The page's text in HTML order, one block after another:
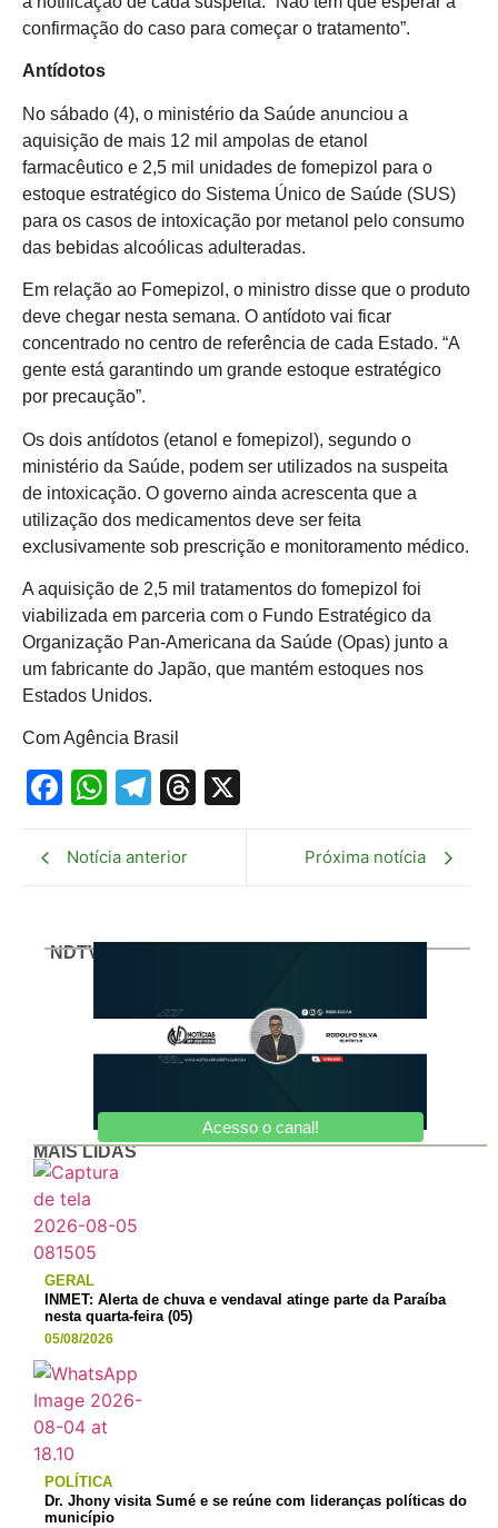
confirmação do caso para começar o tratamento”.
Antídotos
No sábado (4), o ministério da Saúde anunciou a
aquisição de mais 12 mil ampolas de etanol
farmacêutico e 2,5 mil unidades de fomepizol para o
estoque estratégico do Sistema Único de Saúde (SUS)
para os casos de intoxicação por metanol pelo consumo
das bebidas alcoólicas adulteradas.
Em relação ao Fomepizol, o ministro disse que o produto
deve chegar nesta semana. O antídoto vai ficar
concentrado no centro de referência de cada Estado. “A
gente está garantindo um grande estoque estratégico
por precaução”.
Os dois antídotos (etanol e fomepizol), segundo o
ministério da Saúde, podem ser utilizados na suspeita
de intoxicação. O governo ainda acrescenta que a
utilização dos medicamentos deve ser feita
exclusivamente sob prescrição e monitoramento médico.
A aquisição de 2,5 mil tratamentos do fomepizol foi
viabilizada em parceria com o Fundo Estratégico da
Organização Pan-Americana da Saúde (Opas) junto a
um fabricante do Japão, que mantém estoques nos
Estados Unidos.
Com Agência Brasil
Facebook
WhatsApp
Telegram
Threads
Notícia anterior Próxima notícia
NDTV
Acesso o canal!
MAIS LIDAS
GERAL
INMET: Alerta de chuva e vendaval atinge parte da Paraíba
nesta quarta-feira (05)
05/08/2026
POLÍTICA
Dr. Jhony visita Sumé e se reúne com lideranças políticas do
município